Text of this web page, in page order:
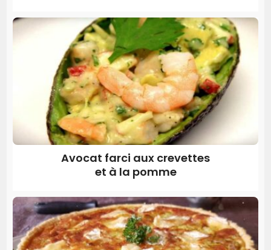
Avocat farci aux crevettes
et à la pomme